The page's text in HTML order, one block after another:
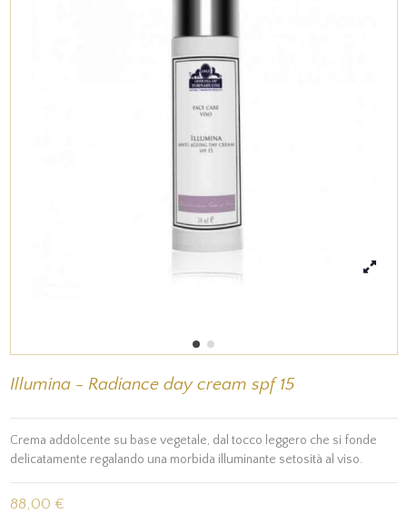
Illumina - Radiance day cream spf 15
Crema addolcente su base vegetale, dal tocco leggero che si fonde
delicatamente regalando una morbida illuminante setosità al viso.
88,00 €